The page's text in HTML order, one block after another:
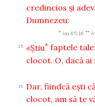
credincios şi
Dumnezeu:
* Isa 65:16 **
15 «Ştiu* faptele
clocot. O, dacă
16
Dar, fiindcă eşti
clocot, am să te